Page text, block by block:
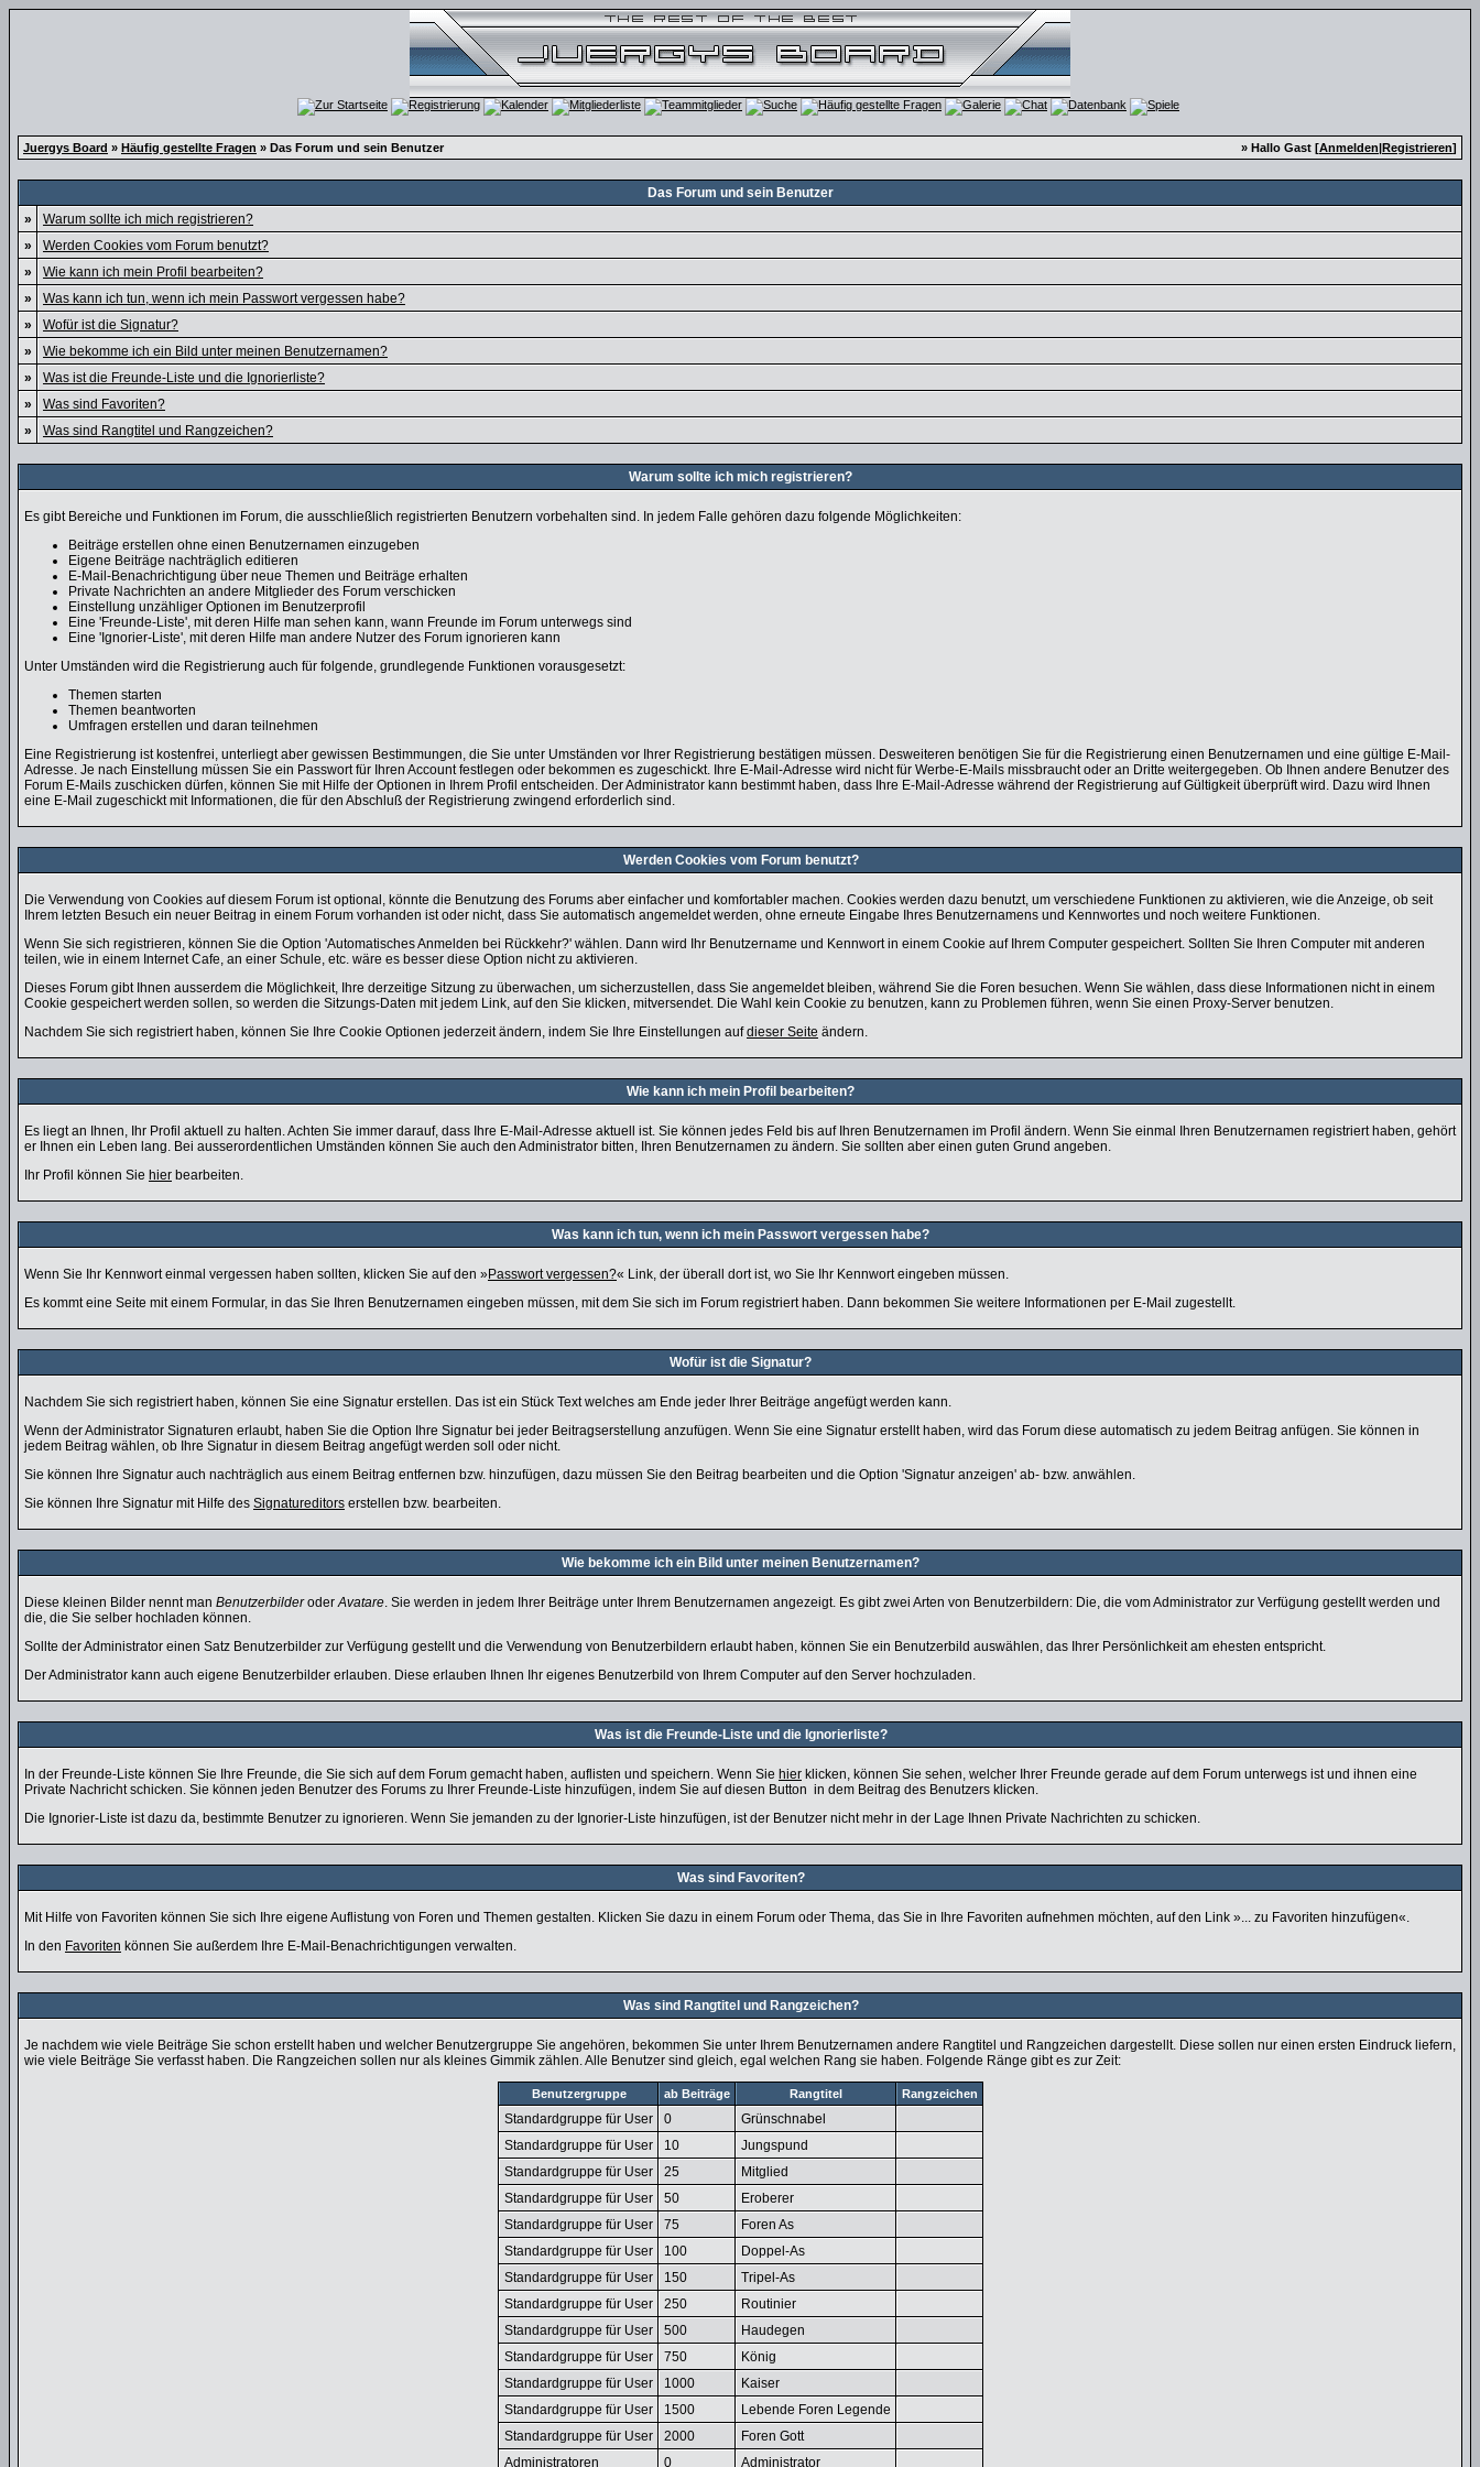
Juergys Board » Häufig gestellte Fragen » Das Forum und sein Benutzer » Hallo Gast [Anmelden|Registrieren]
Das Forum und sein Benutzer
»
Warum sollte ich mich registrieren?
»
Werden Cookies vom Forum benutzt?
»
Wie kann ich mein Profil bearbeiten?
»
Was kann ich tun, wenn ich mein Passwort vergessen habe?
»
Wofür ist die Signatur?
»
Wie bekomme ich ein Bild unter meinen Benutzernamen?
»
Was ist die Freunde-Liste und die Ignorierliste?
»
Was sind Favoriten?
»
Was sind Rangtitel und Rangzeichen?
Warum sollte ich mich registrieren?
Es gibt Bereiche und Funktionen im Forum, die ausschließlich registrierten Benutzern vorbehalten sind. In jedem Falle gehören dazu folgende Möglichkeiten:
Beiträge erstellen ohne einen Benutzernamen einzugeben
Eigene Beiträge nachträglich editieren
E-Mail-Benachrichtigung über neue Themen und Beiträge erhalten
Private Nachrichten an andere Mitglieder des Forum verschicken
Einstellung unzähliger Optionen im Benutzerprofil
Eine 'Freunde-Liste', mit deren Hilfe man sehen kann, wann Freunde im Forum unterwegs sind
Eine 'Ignorier-Liste', mit deren Hilfe man andere Nutzer des Forum ignorieren kann
Unter Umständen wird die Registrierung auch für folgende, grundlegende Funktionen vorausgesetzt:
Themen starten
Themen beantworten
Umfragen erstellen und daran teilnehmen
Eine Registrierung ist kostenfrei, unterliegt aber gewissen Bestimmungen, die Sie unter Umständen vor Ihrer Registrierung bestätigen müssen. Desweiteren benötigen Sie für die Registrierung einen Benutzernamen und eine gültige E-Mail-
Adresse. Je nach Einstellung müssen Sie ein Passwort für Ihren Account festlegen oder bekommen es zugeschickt. Ihre E-Mail-Adresse wird nicht für Werbe-E-Mails missbraucht oder an Dritte weitergegeben. Ob Ihnen andere Benutzer des
Forum E-Mails zuschicken dürfen, können Sie mit Hilfe der Optionen in Ihrem Profil entscheiden. Der Administrator kann bestimmt haben, dass Ihre E-Mail-Adresse während der Registrierung auf Gültigkeit überprüft wird. Dazu wird Ihnen
eine E-Mail zugeschickt mit Informationen, die für den Abschluß der Registrierung zwingend erforderlich sind.
Werden Cookies vom Forum benutzt?
Die Verwendung von Cookies auf diesem Forum ist optional, könnte die Benutzung des Forums aber einfacher und komfortabler machen. Cookies werden dazu benutzt, um verschiedene Funktionen zu aktivieren, wie die Anzeige, ob seit
Ihrem letzten Besuch ein neuer Beitrag in einem Forum vorhanden ist oder nicht, dass Sie automatisch angemeldet werden, ohne erneute Eingabe Ihres Benutzernamens und Kennwortes und noch weitere Funktionen.
Wenn Sie sich registrieren, können Sie die Option 'Automatisches Anmelden bei Rückkehr?' wählen. Dann wird Ihr Benutzername und Kennwort in einem Cookie auf Ihrem Computer gespeichert. Sollten Sie Ihren Computer mit anderen
teilen, wie in einem Internet Cafe, an einer Schule, etc. wäre es besser diese Option nicht zu aktivieren.
Dieses Forum gibt Ihnen ausserdem die Möglichkeit, Ihre derzeitige Sitzung zu überwachen, um sicherzustellen, dass Sie angemeldet bleiben, während Sie die Foren besuchen. Wenn Sie wählen, dass diese Informationen nicht in einem
Cookie gespeichert werden sollen, so werden die Sitzungs-Daten mit jedem Link, auf den Sie klicken, mitversendet. Die Wahl kein Cookie zu benutzen, kann zu Problemen führen, wenn Sie einen Proxy-Server benutzen.
Nachdem Sie sich registriert haben, können Sie Ihre Cookie Optionen jederzeit ändern, indem Sie Ihre Einstellungen aufdieser Seite ändern.
Wie kann ich mein Profil bearbeiten?
Es liegt an Ihnen, Ihr Profil aktuell zu halten. Achten Sie immer darauf, dass Ihre E-Mail-Adresse aktuell ist. Sie können jedes Feld bis auf Ihren Benutzernamen im Profil ändern. Wenn Sie einmal Ihren Benutzernamen registriert haben, gehört
er Ihnen ein Leben lang. Bei ausserordentlichen Umständen können Sie auch den Administrator bitten, Ihren Benutzernamen zu ändern. Sie sollten aber einen guten Grund angeben.
Ihr Profil können Sie hier bearbeiten.
Was kann ich tun, wenn ich mein Passwort vergessen habe?
Wenn Sie Ihr Kennwort einmal vergessen haben sollten, klicken Sie auf den »Passwort vergessen?« Link, der überall dort ist, wo Sie Ihr Kennwort eingeben müssen.
Es kommt eine Seite mit einem Formular, in das Sie Ihren Benutzernamen eingeben müssen, mit dem Sie sich im Forum registriert haben. Dann bekommen Sie weitere Informationen per E-Mail zugestellt.
Wofür ist die Signatur?
Nachdem Sie sich registriert haben, können Sie eine Signatur erstellen. Das ist ein Stück Text welches am Ende jeder Ihrer Beiträge angefügt werden kann.
Wenn der Administrator Signaturen erlaubt, haben Sie die Option Ihre Signatur bei jeder Beitragserstellung anzufügen. Wenn Sie eine Signatur erstellt haben, wird das Forum diese automatisch zu jedem Beitrag anfügen. Sie können in
jedem Beitrag wählen, ob Ihre Signatur in diesem Beitrag angefügt werden soll oder nicht.
Sie können Ihre Signatur auch nachträglich aus einem Beitrag entfernen bzw. hinzufügen, dazu müssen Sie den Beitrag bearbeiten und die Option 'Signatur anzeigen' ab- bzw. anwählen.
Sie können Ihre Signatur mit Hilfe des Signatureditors erstellen bzw. bearbeiten.
Wie bekomme ich ein Bild unter meinen Benutzernamen?
Diese kleinen Bilder nennt man BenutzerbilderoderAvatare. Sie werden in jedem Ihrer Beiträge unter Ihrem Benutzernamen angezeigt. Es gibt zwei Arten von Benutzerbildern: Die, die vom Administrator zur Verfügung gestellt werden und
die, die Sie selber hochladen können.
Sollte der Administrator einen Satz Benutzerbilder zur Verfügung gestellt und die Verwendung von Benutzerbildern erlaubt haben, können Sie ein Benutzerbild auswählen, das Ihrer Persönlichkeit am ehesten entspricht.
Der Administrator kann auch eigene Benutzerbilder erlauben. Diese erlauben Ihnen Ihr eigenes Benutzerbild von Ihrem Computer auf den Server hochzuladen.
Was ist die Freunde-Liste und die Ignorierliste?
In der Freunde-Liste können Sie Ihre Freunde, die Sie sich auf dem Forum gemacht haben, auflisten und speichern. Wenn Sie hier klicken, können Sie sehen, welcher Ihrer Freunde gerade auf dem Forum unterwegs ist und ihnen eine
Private Nachricht schicken. Sie können jeden Benutzer des Forums zu Ihrer Freunde-Liste hinzufügen, indem Sie auf diesen Button in dem Beitrag des Benutzers klicken.
Die Ignorier-Liste ist dazu da, bestimmte Benutzer zu ignorieren. Wenn Sie jemanden zu der Ignorier-Liste hinzufügen, ist der Benutzer nicht mehr in der Lage Ihnen Private Nachrichten zu schicken.
Was sind Favoriten?
Mit Hilfe von Favoriten können Sie sich Ihre eigene Auflistung von Foren und Themen gestalten. Klicken Sie dazu in einem Forum oder Thema, das Sie in Ihre Favoriten aufnehmen möchten, auf den Link »... zu Favoriten hinzufügen«.
In den Favoriten können Sie außerdem Ihre E-Mail-Benachrichtigungen verwalten.
Was sind Rangtitel und Rangzeichen?
Je nachdem wie viele Beiträge Sie schon erstellt haben und welcher Benutzergruppe Sie angehören, bekommen Sie unter Ihrem Benutzernamen andere Rangtitel und Rangzeichen dargestellt. Diese sollen nur einen ersten Eindruck liefern,
wie viele Beiträge Sie verfasst haben. Die Rangzeichen sollen nur als kleines Gimmik zählen. Alle Benutzer sind gleich, egal welchen Rang sie haben. Folgende Ränge gibt es zur Zeit:
Benutzergruppe ab Beiträge Rangtitel Rangzeichen
Standardgruppe für User 0
Grünschnabel
Standardgruppe für User
10
Jungspund
Standardgruppe für User
25
Mitglied
Standardgruppe für User
50
Eroberer
Standardgruppe für User
75
Foren As
Standardgruppe für User
100
Doppel-As
Standardgruppe für User
150
Tripel-As
Standardgruppe für User
250
Routinier
Standardgruppe für User
500
Haudegen
Standardgruppe für User
750
König
Standardgruppe für User
1000
Kaiser
Standardgruppe für User
1500
Lebende Foren Legende
Standardgruppe für User
2000
Foren Gott
Administratoren
0 Administrator